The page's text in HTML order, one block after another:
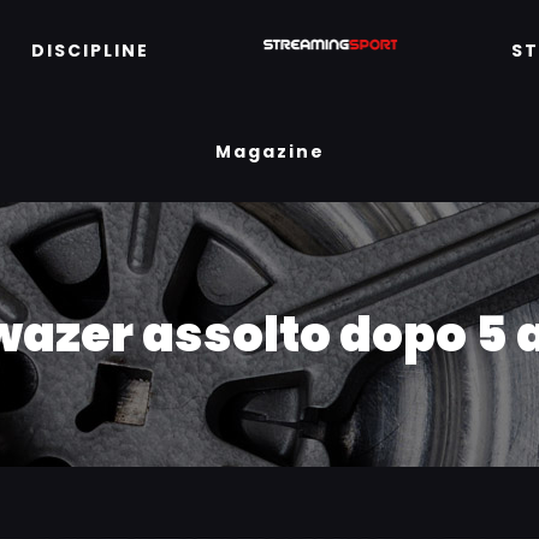
DISCIPLINE
Magazine
assolto dopo 5